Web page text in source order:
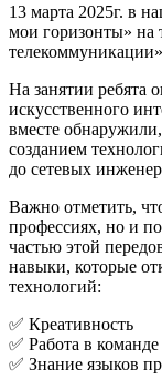
13 марта 2025г. в
мои горизонты» на
На занятии ребята
искусственного
вместе
созданием
до сетевых
Важно отметить,
профессиях, но и
частью этой
навыки, которые
технологий:
✅ Креативность
✅ Работа в команде
✅ Знание языков